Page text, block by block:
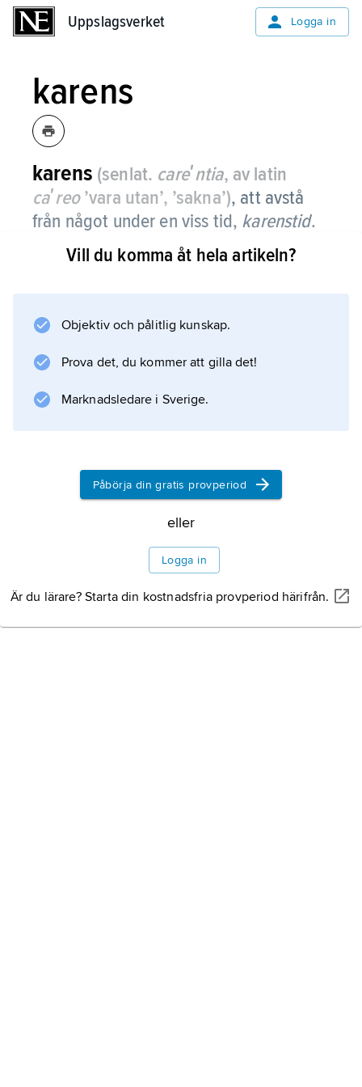
Uppslagsverket Logga in
karens
karens (senlat. careʹntia, av latin
caʹreo’vara utan’, ’sakna’), att avstå
från något under en viss tid, karenstid.
tid håller vätsketillförseln nere eller helt avstår
mängd vatten i kroppen.
Vill du komma åt hela artikeln?
Objektiv och pålitlig kunskap.
Prova det, du kommer att gilla det!
Marknadsledare i Sverige.
Påbörja din gratis provperiod
eller
Logga in
Är du lärare? Starta din kostnadsfria provperiod härifrån.